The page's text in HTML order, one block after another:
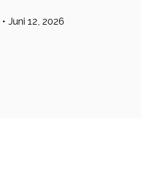
• Juni 12, 2026